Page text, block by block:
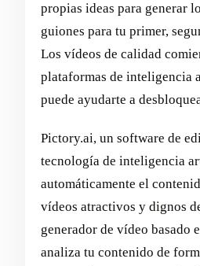
propias ideas para generar
guiones para tu primer,
Los vídeos de calidad
plataformas de inteligencia
puede ayudarte a
Pictory.ai, un software de
tecnología de inteligencia
automáticamente el
vídeos atractivos y dignos
generador de vídeo
analiza tu contenido de